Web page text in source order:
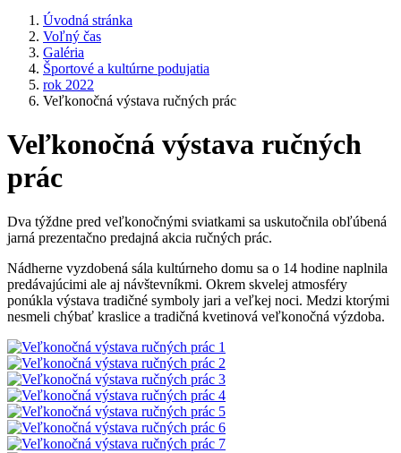
Úvodná stránka
Voľný čas
Galéria
Športové a kultúrne podujatia
rok 2022
Veľkonočná výstava ručných prác
Veľkonočná výstava ručných
prác
Dva týždne pred veľkonočnými sviatkami sa uskutočnila obľúbená
jarná prezentačno predajná akcia ručných prác.
Nádherne vyzdobená sála kultúrneho domu sa o 14 hodine naplnila
predávajúcimi ale aj návštevníkmi. Okrem skvelej atmosféry
ponúkla výstava tradičné symboly jari a veľkej noci. Medzi ktorými
nesmeli chýbať kraslice a tradičná kvetinová veľkonočná výzdoba.